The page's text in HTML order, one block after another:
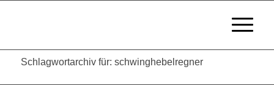
Schlagwortarchiv für: schwinghebelregner